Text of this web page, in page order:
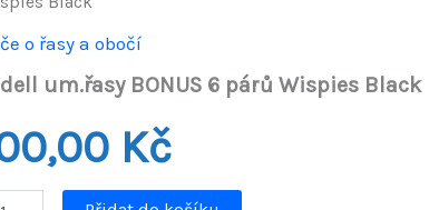
o řasy a obočí
um.řasy BONUS 6 párů Wispies Black
Kč